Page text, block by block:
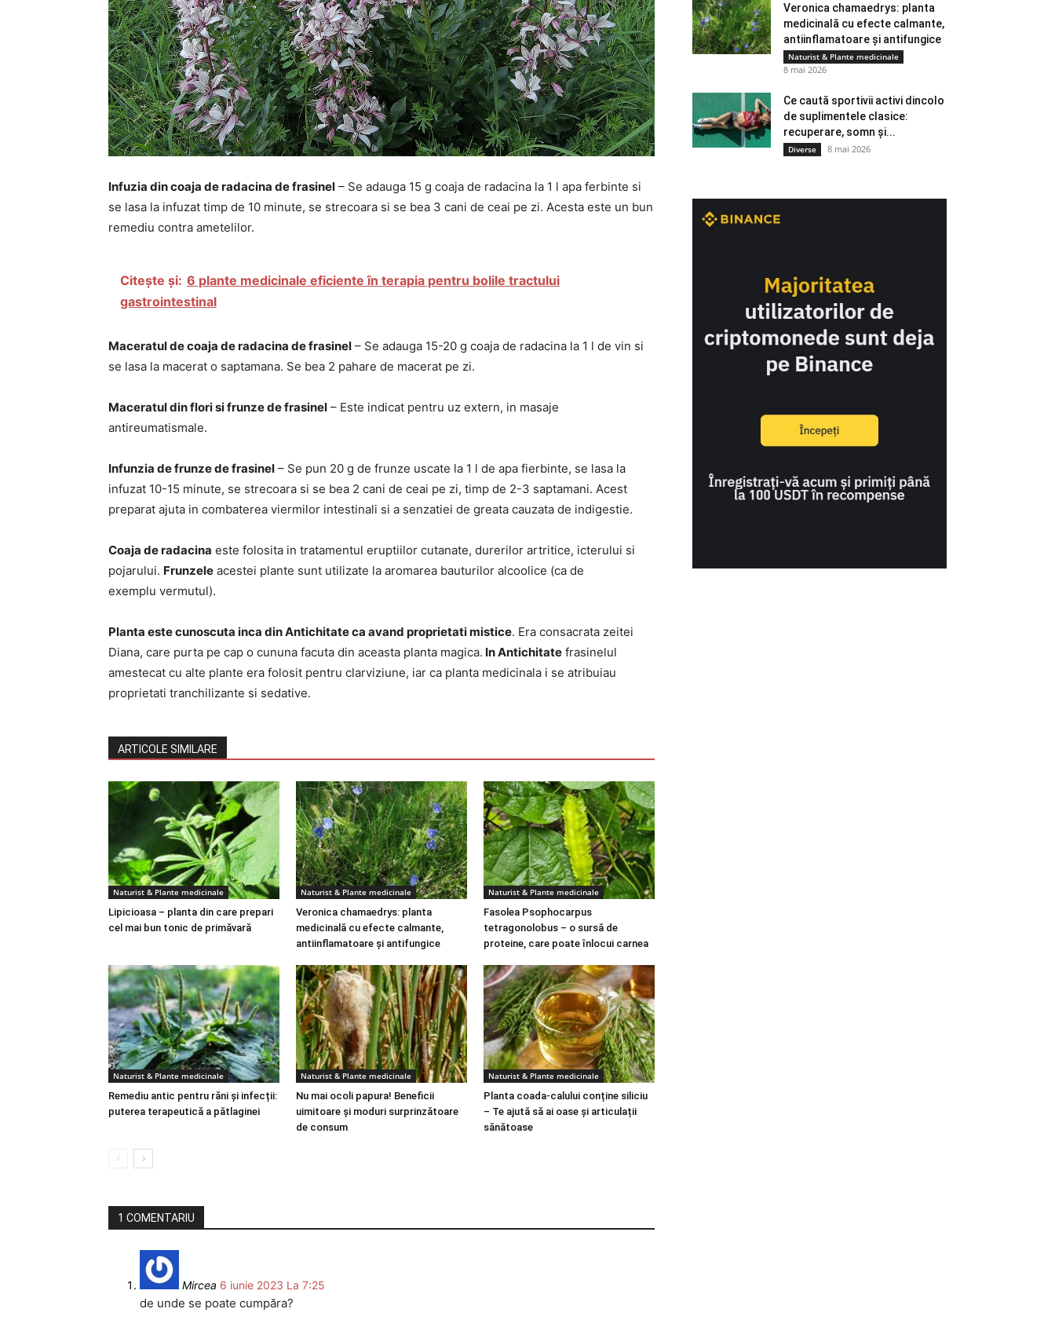
Infuzia din coaja de radacina de frasinel – Se adauga 15 g coaja de radacina la 1 l apa ferbinte si
se lasa la infuzat timp de 10 minute, se strecoara si se bea 3 cani de ceai pe zi. Acesta este un bun
remediu contra ametelilor.
Citește și: 6 plante medicinale eficiente în terapia pentru bolile tractului
gastrointestinal
Maceratul de coaja de radacina de frasinel – Se adauga 15-20 g coaja de radacina la 1 l de vin si
se lasa la macerat o saptamana. Se bea 2 pahare de macerat pe zi.
Maceratul din flori si frunze de frasinel – Este indicat pentru uz extern, in masaje
antireumatismale.
Infunzia de frunze de frasinel – Se pun 20 g de frunze uscate la 1 l de apa fierbinte, se lasa la
infuzat 10-15 minute, se strecoara si se bea 2 cani de ceai pe zi, timp de 2-3 saptamani. Acest
preparat ajuta in combaterea viermilor intestinali si a senzatiei de greata cauzata de indigestie.
Coaja de radacina este folosita in tratamentul eruptiilor cutanate, durerilor artritice, icterului si
pojarului. Frunzele acestei plante sunt utilizate la aromarea bauturilor alcoolice (ca de
exemplu vermutul).
Planta este cunoscuta inca din Antichitate ca avand proprietati mistice. Era consacrata zeitei
Diana, care purta pe cap o cununa facuta din aceasta planta magica. In Antichitate frasinelul
amestecat cu alte plante era folosit pentru clarviziune, iar ca planta medicinala i se atribuiau
proprietati tranchilizante si sedative.
ARTICOLE SIMILARE
Naturist & Plante medicinale
Lipicioasa – planta din care prepari
cel mai bun tonic de primăvară
Naturist & Plante medicinale
Veronica chamaedrys: planta
medicinală cu efecte calmante,
antiinflamatoare și antifungice
Naturist & Plante medicinale
Fasolea Psophocarpus
tetragonolobus – o sursă de
proteine, care poate înlocui carnea
Naturist & Plante medicinale
Remediu antic pentru răni și infecții:
puterea terapeutică a pătlaginei
Naturist & Plante medicinale
Nu mai ocoli papura! Beneficii
uimitoare și moduri surprinzătoare
de consum
Naturist & Plante medicinale
Planta coada-calului conține siliciu
– Te ajută să ai oase și articulații
sănătoase
1 COMENTARIU
Mircea 6 iunie 2023 La 7:25
de unde se poate cumpăra?
Veronica chamaedrys: planta
medicinală cu efecte calmante,
antiinflamatoare și antifungice
Naturist & Plante medicinale
8 mai 2026
Ce caută sportivii activi dincolo
de suplimentele clasice:
recuperare, somn și...
Diverse 8 mai 2026